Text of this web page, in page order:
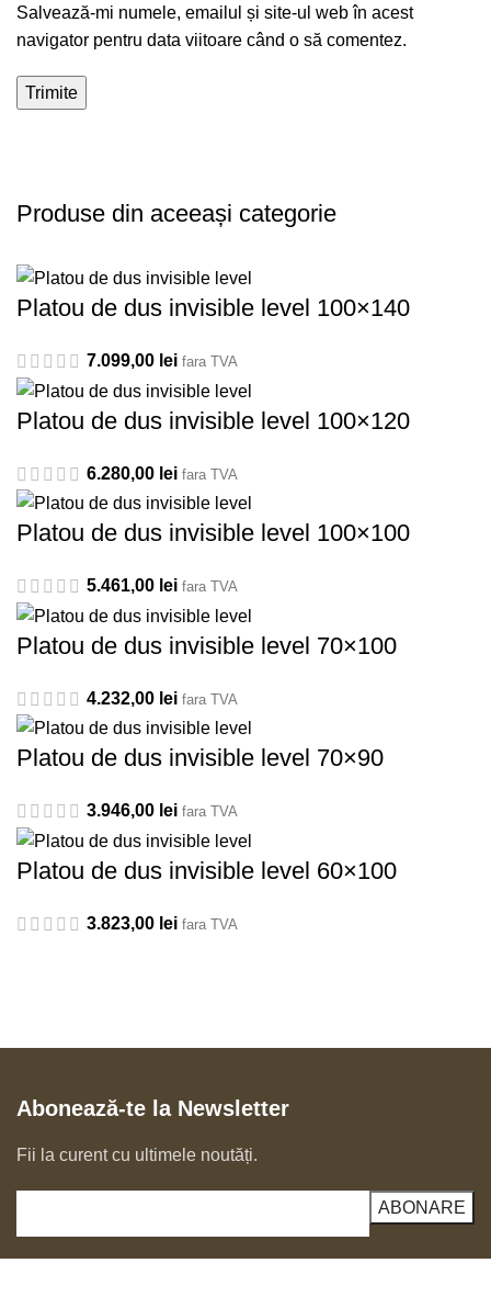
Salvează-mi numele, emailul și site-ul web în acest
navigator pentru data viitoare când o să comentez.
Produse din aceeași categorie
Platou de dus invisible level 100×140
7.099,00 lei fara TVA
Platou de dus invisible level 100×120
6.280,00 lei fara TVA
Platou de dus invisible level 100×100
5.461,00 lei fara TVA
Platou de dus invisible level 70×100
4.232,00 lei fara TVA
Platou de dus invisible level 70×90
3.946,00 lei fara TVA
Platou de dus invisible level 60×100
3.823,00 lei fara TVA
Abonează-te la Newsletter
Fii la curent cu ultimele noutăți.